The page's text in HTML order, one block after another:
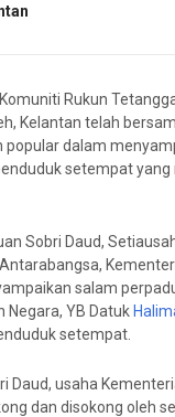
Rukun
Kelantan telah
popular dalam
setempat
Sobri Daud,
salam
Negara, YB Datuk
setempat.
Daud, usaha
dan disokong oleh